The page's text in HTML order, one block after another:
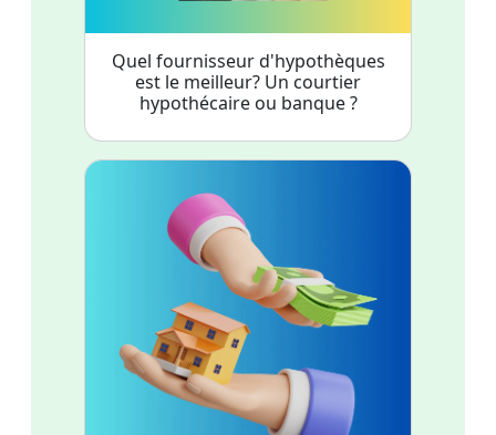
Quel fournisseur d'hypothèques
est le meilleur? Un courtier
hypothécaire ou banque ?